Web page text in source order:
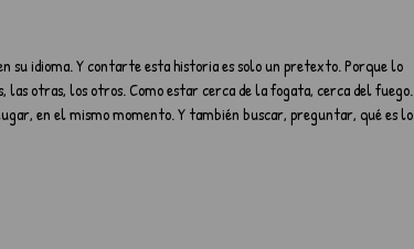
su idioma. Y contarte esta historia es solo un pretexto. Porque lo
otras, los otros. Como estar cerca de la fogata, cerca del fuego.
en el mismo momento. Y también buscar, preguntar, qué es lo